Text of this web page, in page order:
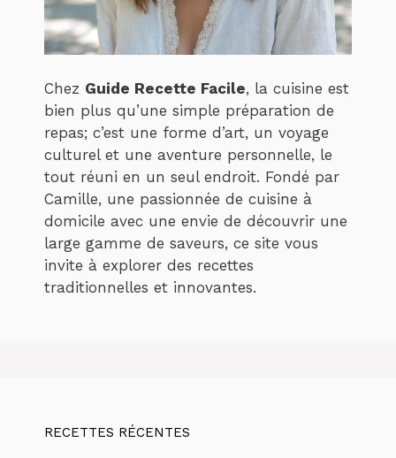
Chez Guide Recette Facile, la cuisine est
bien plus qu’une simple préparation de
repas; c’est une forme d’art, un voyage
culturel et une aventure personnelle, le
tout réuni en un seul endroit. Fondé par
Camille, une passionnée de cuisine à
domicile avec une envie de découvrir une
large gamme de saveurs, ce site vous
invite à explorer des recettes
traditionnelles et innovantes.
RECETTES RÉCENTES